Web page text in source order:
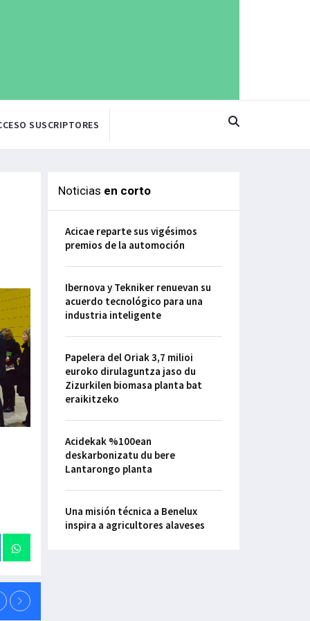
SUSCRIPTORES
Noticias en corto
Acicae reparte sus vigésimos
premios de la automoción
Ibernova y Tekniker renuevan su
acuerdo tecnológico para una
industria inteligente
Papelera del Oriak 3,7 milioi
euroko dirulaguntza jaso du
Zizurkilen biomasa planta bat
eraikitzeko
Acidekak %100ean
deskarbonizatu du bere
Lantarongo planta
Una misión técnica a Benelux
inspira a agricultores alaveses